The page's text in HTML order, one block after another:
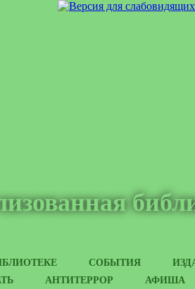
СОБЫТИЯ
АНТИТЕРРОР
АФИША